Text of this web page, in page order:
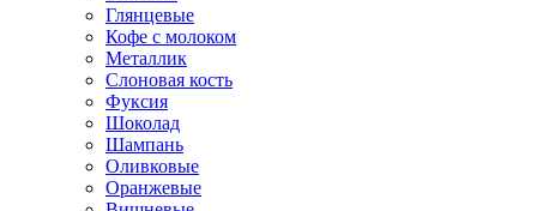
Глянцевые
Кофе с молоком
Металлик
Слоновая кость
Фуксия
Шоколад
Шампань
Оливковые
Оранжевые